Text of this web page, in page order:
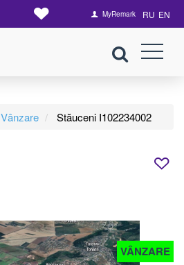
MyRemark RU EN
Vânzare Stăuceni I102234002
VÂNZARE